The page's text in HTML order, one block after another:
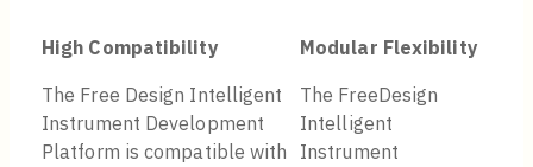
High Compatibility
The Free Design Intelligent
Instrument Development
Platform is compatible with
Modular Flexibility
The FreeDesign
Intelligent
Instrument